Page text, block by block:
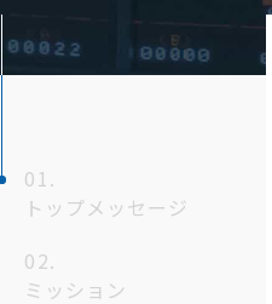
タイトーのミッション
沿革
アクセス
会社案内（PDF）
トップメッセージ
ミッション